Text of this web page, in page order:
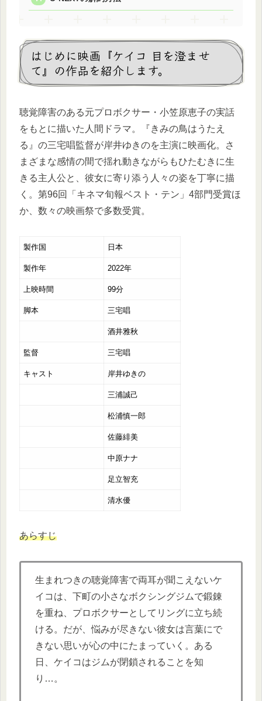
はじめに映画『ケイコ 目を澄ませ
て』の作品を紹介します。
聴覚障害のある元プロボクサー・小笠原恵子の実話
をもとに描いた人間ドラマ。『きみの鳥はうたえ
る』の三宅唱監督が岸井ゆきのを主演に映画化。さ
まざまな感情の間で揺れ動きながらもひたむきに生
きる主人公と、彼女に寄り添う人々の姿を丁寧に描
く。第96回「キネマ旬報ベスト・テン」4部門受賞ほ
か、数々の映画祭で多数受賞。
製作国 日本
製作年 2022年
上映時間 99分
脚本 三宅唱
酒井雅秋
監督 三宅唱
キャスト 岸井ゆきの
三浦誠己
松浦慎一郎
佐藤緋美
中原ナナ
足立智充
清水優
あらすじ
生まれつきの聴覚障害で両耳が聞こえないケ
イコは、下町の小さなボクシングジムで鍛錬
を重ね、プロボクサーとしてリングに立ち続
ける。だが、悩みが尽きない彼女は言葉にで
きない思いが心の中にたまっていく。ある
日、ケイコはジムが閉鎖されることを知
り…。